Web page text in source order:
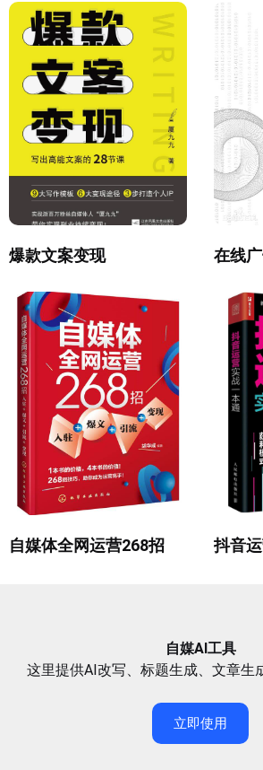
爆款文案变现 在线
自媒体全网运营268招 抖音
自媒AI工具
这里提供AI改写、标题生成、文章生
立即使用